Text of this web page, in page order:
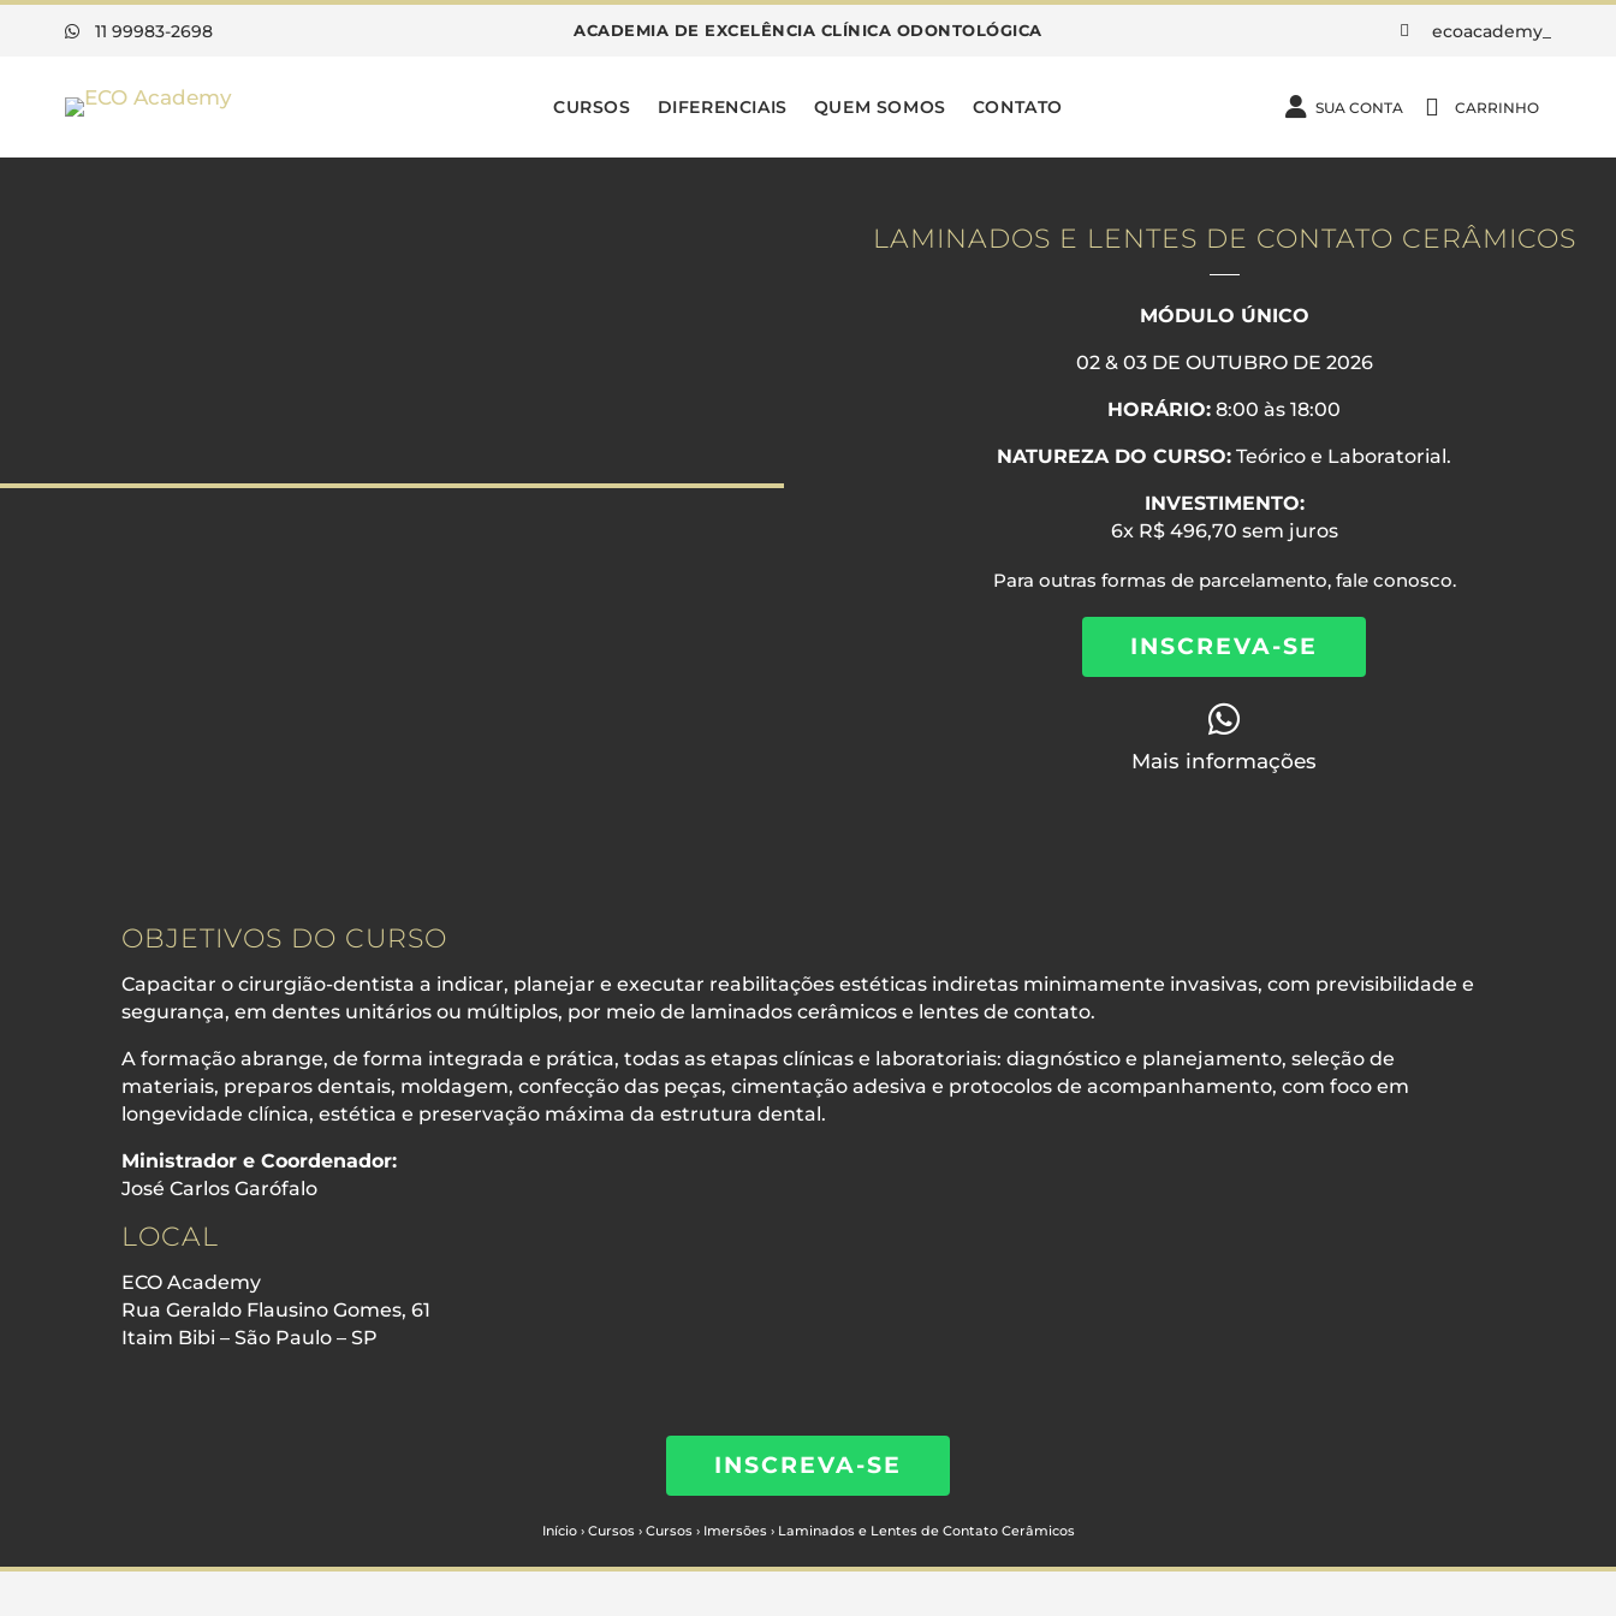
 11 99983-2698 ACADEMIA DE EXCELÊNCIA CLÍNICA ODONTOLÓGICA  ecoacademy_
CURSOS DIFERENCIAIS QUEM SOMOS CONTATO  SUA CONTA  CARRINHO
LAMINADOS E LENTES DE CONTATO CERÂMICOS
MÓDULO ÚNICO
02 & 03 DE OUTUBRO DE 2026
HORÁRIO: 8:00 às 18:00
NATUREZA DO CURSO: Teórico e Laboratorial.
INVESTIMENTO:
6x R$ 496,70 sem juros
Para outras formas de parcelamento, fale conosco.
INSCREVA-SE

Mais informações
OBJETIVOS DO CURSO
Capacitar o cirurgião-dentista a indicar, planejar e executar reabilitações estéticas indiretas minimamente invasivas, com previsibilidade e
segurança, em dentes unitários ou múltiplos, por meio de laminados cerâmicos e lentes de contato.
A formação abrange, de forma integrada e prática, todas as etapas clínicas e laboratoriais: diagnóstico e planejamento, seleção de
materiais, preparos dentais, moldagem, confecção das peças, cimentação adesiva e protocolos de acompanhamento, com foco em
longevidade clínica, estética e preservação máxima da estrutura dental.
Ministrador e Coordenador:
José Carlos Garófalo
LOCAL
ECO Academy
Rua Geraldo Flausino Gomes, 61
Itaim Bibi – São Paulo – SP
INSCREVA-SE
Início› Cursos› Cursos› Imersões› Laminados e Lentes de Contato Cerâmicos